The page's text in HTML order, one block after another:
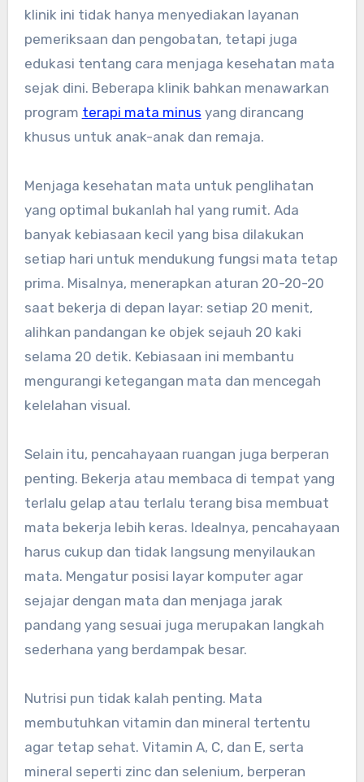
klinik ini tidak hanya menyediakan layanan
pemeriksaan dan pengobatan, tetapi juga
edukasi tentang cara menjaga kesehatan mata
sejak dini. Beberapa klinik bahkan menawarkan
program terapi mata minus yang dirancang
khusus untuk anak-anak dan remaja.
Menjaga kesehatan mata untuk penglihatan
yang optimal bukanlah hal yang rumit. Ada
banyak kebiasaan kecil yang bisa dilakukan
setiap hari untuk mendukung fungsi mata tetap
prima. Misalnya, menerapkan aturan 20-20-20
saat bekerja di depan layar: setiap 20 menit,
alihkan pandangan ke objek sejauh 20 kaki
selama 20 detik. Kebiasaan ini membantu
mengurangi ketegangan mata dan mencegah
kelelahan visual.
Selain itu, pencahayaan ruangan juga berperan
penting. Bekerja atau membaca di tempat yang
terlalu gelap atau terlalu terang bisa membuat
mata bekerja lebih keras. Idealnya, pencahayaan
harus cukup dan tidak langsung menyilaukan
mata. Mengatur posisi layar komputer agar
sejajar dengan mata dan menjaga jarak
pandang yang sesuai juga merupakan langkah
sederhana yang berdampak besar.
Nutrisi pun tidak kalah penting. Mata
membutuhkan vitamin dan mineral tertentu
agar tetap sehat. Vitamin A, C, dan E, serta
mineral seperti zinc dan selenium, berperan